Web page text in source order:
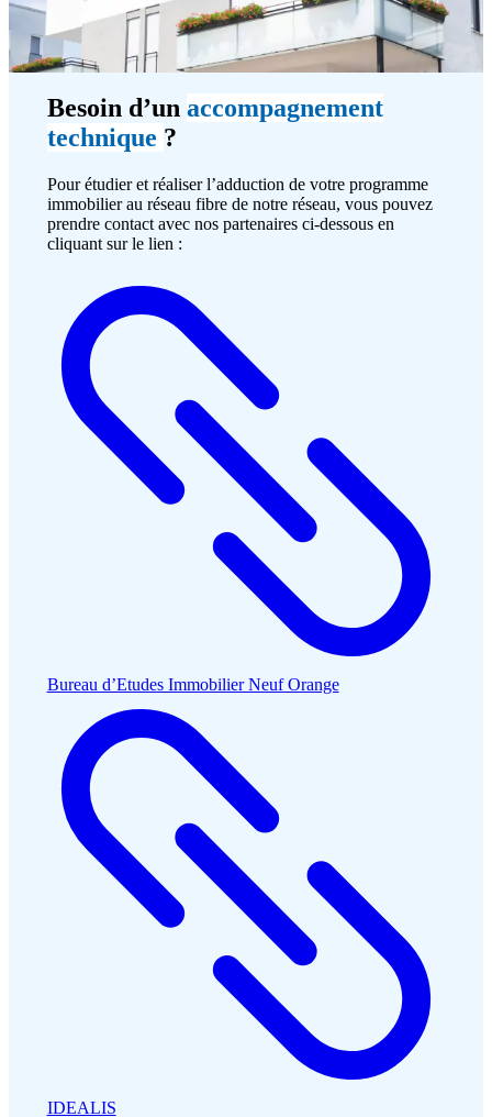
Besoin d’un accompagnement
technique ?
Pour étudier et réaliser l’adduction de votre programme
immobilier au réseau fibre de notre réseau, vous pouvez
prendre contact avec nos partenaires ci-dessous en
cliquant sur le lien :
Bureau d’Etudes Immobilier Neuf Orange
IDEALIS